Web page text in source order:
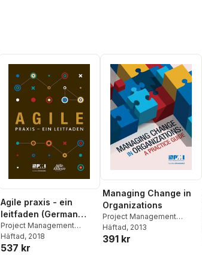
Agile praxis - ein
leitfaden (German
edition of Agile
practice guide)
Project Management
Institute
Häftad, 2018
537 kr
Managing Change in
Organizations
Project Management
Institute
Häftad, 2013
391 kr